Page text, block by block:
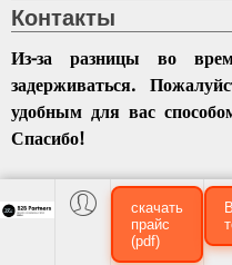
Контакты
Из-за разницы во
задерживаться.
удобным для вас
Спасибо!
скачать
прайс
(pdf)